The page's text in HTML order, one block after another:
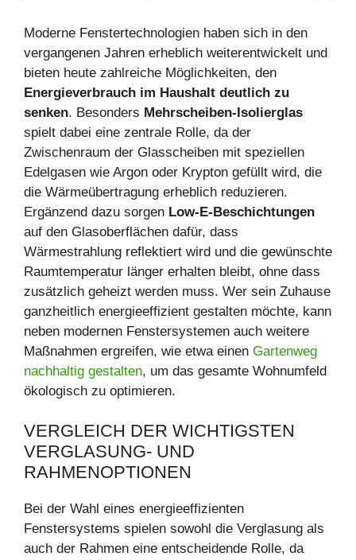
Moderne Fenstertechnologien haben sich in den
vergangenen Jahren erheblich weiterentwickelt und
bieten heute zahlreiche Möglichkeiten, den
Energieverbrauch im Haushalt deutlich zu
senken. Besonders Mehrscheiben-Isolierglas
spielt dabei eine zentrale Rolle, da der
Zwischenraum der Glasscheiben mit speziellen
Edelgasen wie Argon oder Krypton gefüllt wird, die
die Wärmeübertragung erheblich reduzieren.
Ergänzend dazu sorgen Low-E-Beschichtungen
auf den Glasoberflächen dafür, dass
Wärmestrahlung reflektiert wird und die gewünschte
Raumtemperatur länger erhalten bleibt, ohne dass
zusätzlich geheizt werden muss. Wer sein Zuhause
ganzheitlich energieeffizient gestalten möchte, kann
neben modernen Fenstersystemen auch weitere
Maßnahmen ergreifen, wie etwa einen Gartenweg
nachhaltig gestalten, um das gesamte Wohnumfeld
ökologisch zu optimieren.
VERGLEICH DER WICHTIGSTEN
VERGLASUNG- UND
RAHMENOPTIONEN
Bei der Wahl eines energieeffizienten
Fenstersystems spielen sowohl die Verglasung als
auch der Rahmen eine entscheidende Rolle, da